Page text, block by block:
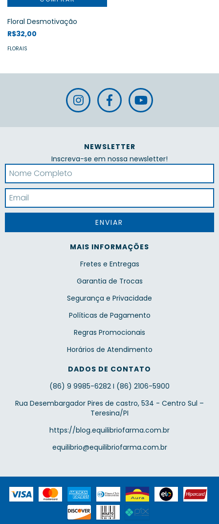
Floral Desmotivação
R$32,00
FLORAIS
NEWSLETTER
Inscreva-se em nossa newsletter!
MAIS INFORMAÇÕES
Fretes e Entregas
Garantia de Trocas
Segurança e Privacidade
Políticas de Pagamento
Regras Promocionais
Horários de Atendimento
DADOS DE CONTATO
(86) 9 9985-6282 I (86) 2106-5900
Rua Desembargador Pires de castro, 534 - Centro Sul –
Teresina/PI
https://blog.equilibriofarma.com.br
equilibrio@equilibriofarma.com.br